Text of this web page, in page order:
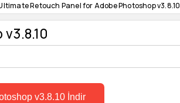
Retouch Panel for Adobe Photoshop v3.8.10
v3.8.10 İndir